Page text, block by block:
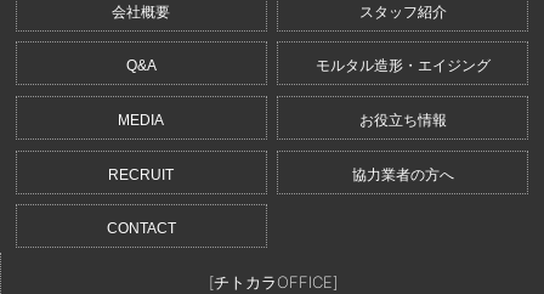
会社概要 スタッフ紹介
Q&A モルタル造形・エイジング
MEDIA お役立ち情報
RECRUIT 協力業者の方へ
CONTACT
[チトカラOFFICE]